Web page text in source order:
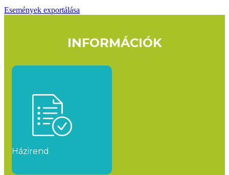
Események exportálása
INFORMÁCIÓK
Házirend